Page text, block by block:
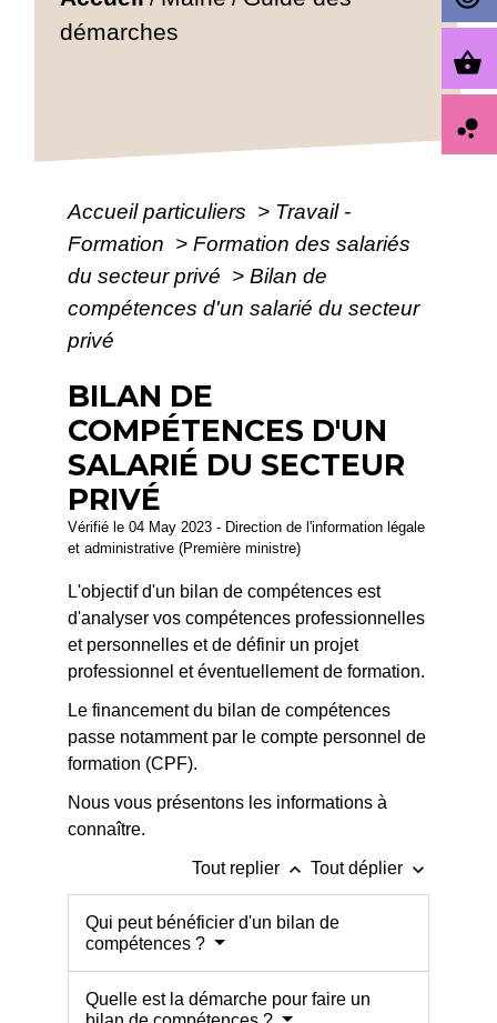
démarches
Accueil particuliers > Travail -
Formation > Formation des salariés
du secteur privé > Bilan de
compétences d'un salarié du secteur
privé
BILAN DE
COMPÉTENCES D'UN
SALARIÉ DU SECTEUR
PRIVÉ
Vérifié le 04 May 2023 - Direction de l'information légale
et administrative (Première ministre)
L'objectif d'un bilan de compétences est
d'analyser vos compétences professionnelles
et personnelles et de définir un projet
professionnel et éventuellement de formation.
Le financement du bilan de compétences
passe notamment par le compte personnel de
formation (CPF).
Nous vous présentons les informations à
connaître.
Tout replier keyboard_arrow_up Tout déplier keyboard_arrow_down
Qui peut bénéficier d'un bilan de
compétences ?
Quelle est la démarche pour faire un
shopping_basket
bubble_chart